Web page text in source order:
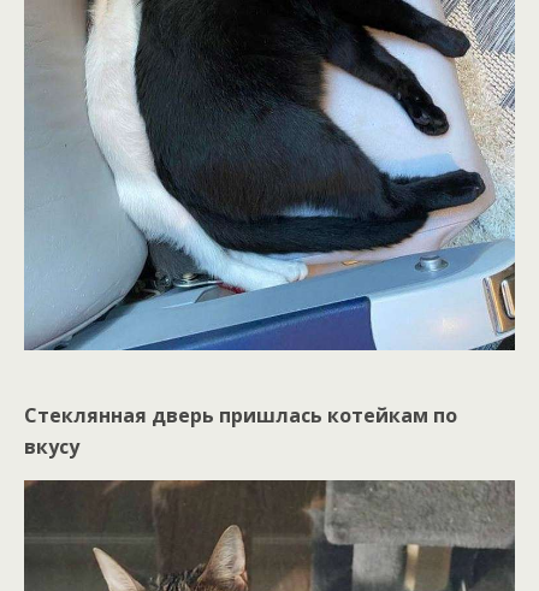
Стеклянная дверь пришлась котейкам по
вкусу